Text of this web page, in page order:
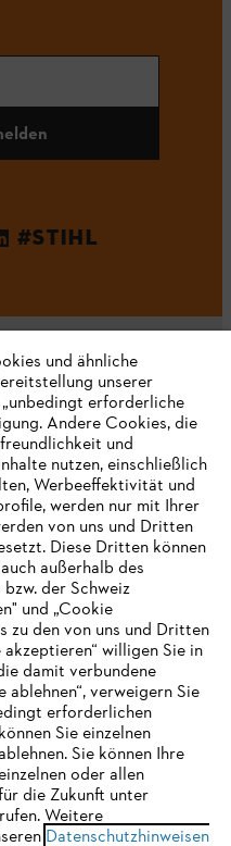
#STIHL
Cookies
NICHT
nicht unterstützen. Für
empfehlen wir Ihnen, zu
und ähnliche
unserer
erforderliche
Andere Cookies, die
und
nutzen, einschließlich
Werbeeffektivität und
werden nur mit Ihrer
von uns und Dritten
Diese Dritten können
außerhalb des
der Schweiz
und „Cookie
zu den von uns und Dritten
willigen Sie in
damit verbundene
verweigern Sie
erforderlichen
Sie einzelnen
Sie können Ihre
oder allen
die Zukunft unter
Weitere
Datenschutzhinweisen